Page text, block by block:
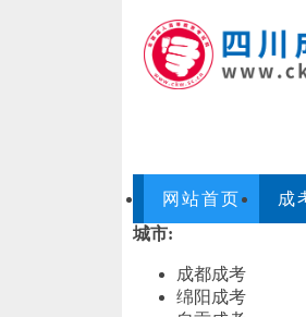
网站首页 成
城市:
成都成考
绵阳成考